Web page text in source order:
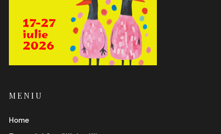
MENIU
Home